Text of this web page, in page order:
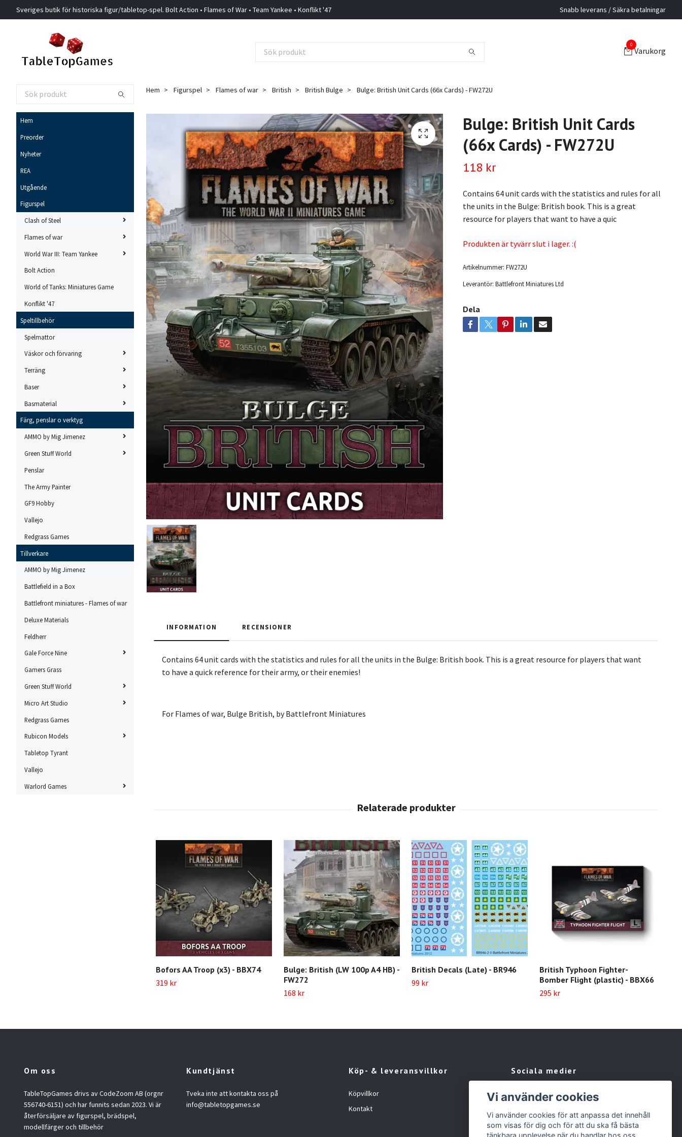
Sveriges butik för historiska figur/tabletop-spel. Bolt Action • Flames of War • Team Yankee • Konflikt '47 Snabb leverans / Säkra betalningar
0
Varukorg
Hem
Preorder
Nyheter
REA
Utgående
Figurspel
Clash of Steel
Flames of war
World War III: Team Yankee
Bolt Action
World of Tanks: Miniatures Game
Konflikt '47
Speltillbehör
Spelmattor
Väskor och förvaring
Terräng
Baser
Basmaterial
Färg, penslar o verktyg
AMMO by Mig Jimenez
Green Stuff World
Penslar
The Army Painter
GF9 Hobby
Vallejo
Redgrass Games
Tillverkare
AMMO by Mig Jimenez
Battlefield in a Box
Battlefront miniatures - Flames of war
Deluxe Materials
Feldherr
Gale Force Nine
Gamers Grass
Green Stuff World
Micro Art Studio
Redgrass Games
Rubicon Models
Tabletop Tyrant
Vallejo
Warlord Games
Hem Figurspel Flames of war British British Bulge Bulge: British Unit Cards (66x Cards) - FW272U
Bulge: British Unit Cards
(66x Cards) - FW272U
118 kr
Contains 64 unit cards with the statistics and rules for all
the units in the Bulge: British book. This is a great
resource for players that want to have a quic
Produkten är tyvärr slut i lager. :(
Artikelnummer: FW272U
Leverantör: Battlefront Miniatures Ltd
Dela
INFORMATION RECENSIONER
Contains 64 unit cards with the statistics and rules for all the units in the Bulge: British book. This is a great resource for players that want
to have a quick reference for their army, or their enemies!
For Flames of war, Bulge British, by Battlefront Miniatures
Bofors AA Troop (x3) - BBX74
319 kr
Bulge: British (LW 100p A4 HB) -
FW272
168 kr
British Decals (Late) - BR946
99 kr
British Typhoon Fighter-
Bomber Flight (plastic) - BBX66
295 kr
Om oss
TableTopGames drivs av CodeZoom AB (orgnr
556740-6151) och har funnits sedan 2023. Vi är
återförsäljare av figurspel, brädspel,
modellfärger och tillbehör
Kundtjänst
Tveka inte att kontakta oss på
info@tabletopgames.se
Köp- & leveransvillkor
Köpvillkor
Kontakt
Sociala medier
Facebook
Vi använder cookies
Vi använder cookies för att anpassa det innehåll
som visas för dig och för att du ska få bästa